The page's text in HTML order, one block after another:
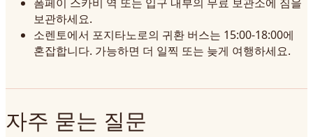
보관하세요.
소렌토에서 포지타노로의 귀환 버스는 15:00-18:00에
혼잡합니다. 가능하면 더 일찍 또는 늦게 여행하세요.
자주 묻는 질문